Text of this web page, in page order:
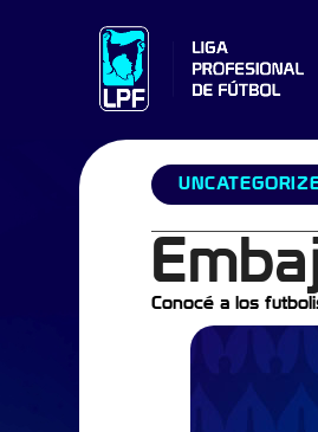
Conocé a los